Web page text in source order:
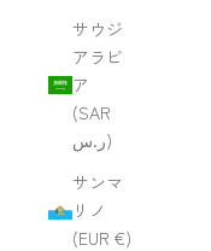
サウジ
アラビ
ア
(SAR
ر.س)
サンマ
リノ
(EUR €)